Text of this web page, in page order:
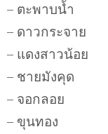
– ตะพาบน้ำ
– ดาวกระจาย
– แดงสาวน้อย
– ชายมังคุด
– จอกลอย
– ขุนทอง